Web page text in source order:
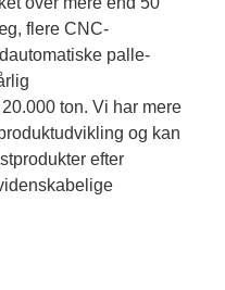
flere CNC-
palle-
ton. Vi har mere
og kan
efter